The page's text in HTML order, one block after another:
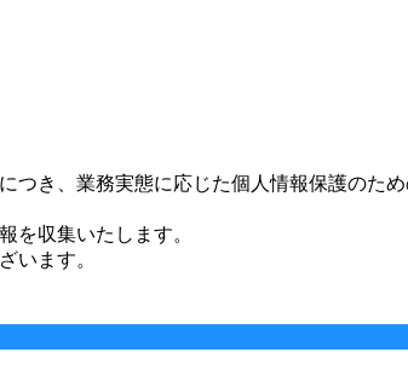
き、業務実態に応じた個人情報保護のた
を収集いたします。
います。